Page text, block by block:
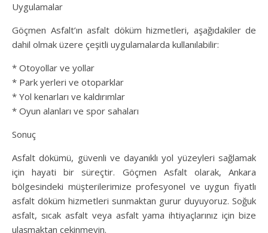
Uygulamalar
Göçmen Asfalt’ın asfalt döküm hizmetleri, aşağıdakiler de
dahil olmak üzere çeşitli uygulamalarda kullanılabilir:
* Otoyollar ve yollar
* Park yerleri ve otoparklar
* Yol kenarları ve kaldırımlar
* Oyun alanları ve spor sahaları
Sonuç
Asfalt dökümü, güvenli ve dayanıklı yol yüzeyleri sağlamak
için hayati bir süreçtir. Göçmen Asfalt olarak, Ankara
bölgesindeki müşterilerimize profesyonel ve uygun fiyatlı
asfalt döküm hizmetleri sunmaktan gurur duyuyoruz. Soğuk
asfalt, sıcak asfalt veya asfalt yama ihtiyaçlarınız için bize
ulaşmaktan çekinmeyin.